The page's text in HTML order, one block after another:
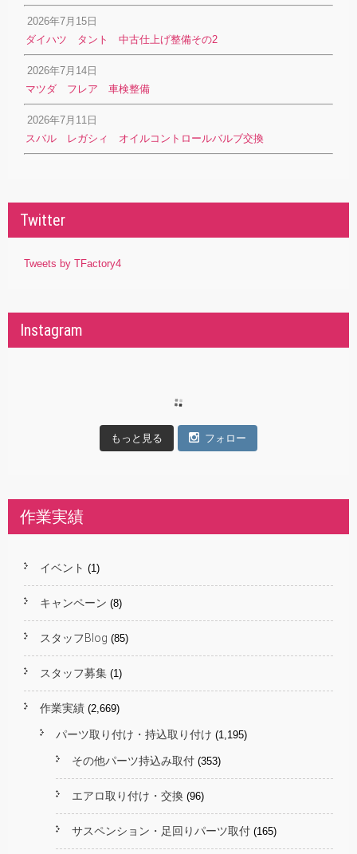
2026年7月15日
ダイハツ タント 中古仕上げ整備その2
2026年7月14日
マツダ フレア 車検整備
2026年7月11日
スバル レガシィ オイルコントロールバルブ交換
Twitter
Tweets by TFactory4
Instagram
もっと見る フォロー
作業実績
イベント (1)
キャンペーン (8)
スタッフBlog (85)
スタッフ募集 (1)
作業実績 (2,669)
パーツ取り付け・持込取り付け (1,195)
その他パーツ持込み取付 (353)
エアロ取り付け・交換 (96)
サスペンション・足回りパーツ取付 (165)